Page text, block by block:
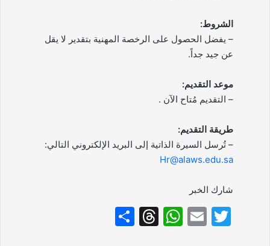
الشروط:
– يفضل الحصول على الرخصة المهنية بتقدير لا يقل
عن جيد جداً.
موعد التقديم:
– التقديم مُتاح الآن .
طريقة التقديم:
– تُرسل السيرة الذاتية إلى البريد الإلكتروني التالي:
Hr@alaws.edu.sa
شارك الخبر
T
E
W
T